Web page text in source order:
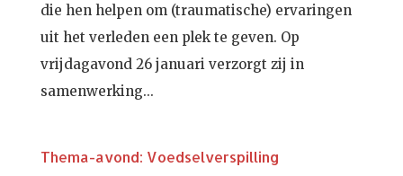
die hen helpen om (traumatische) ervaringen
uit het verleden een plek te geven. Op
vrijdagavond 26 januari verzorgt zij in
samenwerking...
Thema-avond: Voedselverspilling